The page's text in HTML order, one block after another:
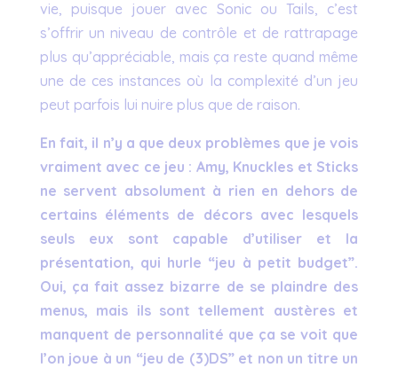
vie, puisque jouer avec Sonic ou Tails, c’est
s’offrir un niveau de contrôle et de rattrapage
plus qu’appréciable, mais ça reste quand même
une de ces instances où la complexité d’un jeu
peut parfois lui nuire plus que de raison.
En fait, il n’y a que deux problèmes que je vois
vraiment avec ce jeu : Amy, Knuckles et Sticks
ne servent absolument à rien en dehors de
certains éléments de décors avec lesquels
seuls eux sont capable d’utiliser et la
présentation, qui hurle “jeu à petit budget”.
Oui, ça fait assez bizarre de se plaindre des
menus, mais ils sont tellement austères et
manquent de personnalité que ça se voit que
l’on joue à un “jeu de (3)DS” et non un titre un